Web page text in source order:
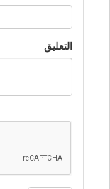
التعليق